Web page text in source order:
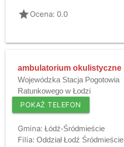
gradeOcena: 0.0
ambulatorium okulistyczne
Wojewódzka Stacja Pogotowia
Ratunkowego w Łodzi
POKAŻ TELEFON
Gmina: Łódź-Śródmieście
Filia: Oddział Łodź Śródmieście